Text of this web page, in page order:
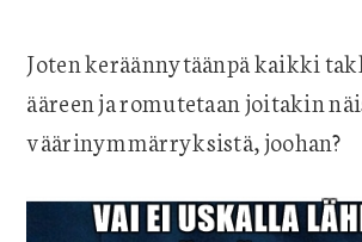
Joten keräännytäänpä kaikki
ääreen ja romutetaan joitakin
väärinymmärryksistä, joohan?